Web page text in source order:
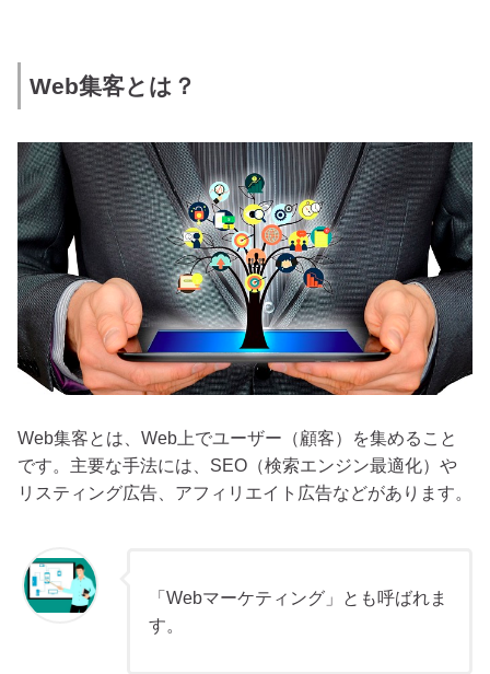
Web集客とは？
Web集客とは、Web上でユーザー（顧客）を集めること
です。主要な手法には、SEO（検索エンジン最適化）や
リスティング広告、アフィリエイト広告などがあります。
「Webマーケティング」とも呼ばれま
す。